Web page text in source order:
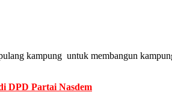
kampung untuk membangun
DPD Partai Nasdem